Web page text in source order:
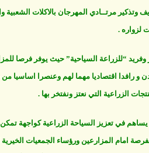
وتذكير مرتــادي المهرجان بالاكلات
لزواره .
“للزراعة السياحية” حيث يوفر فرصا
رافدا اقتصاديا مهما لهم وعنصرا اساسيا
الزراعية التي نعتز ونفتخر بها .
في تعزيز السياحة الزراعية كواجهة
الفرصة امام المزارعين ورؤساء الجمعيات